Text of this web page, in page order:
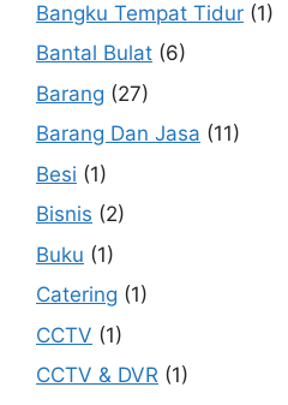
Bangku Tempat Tidur (1)
Bantal Bulat (6)
Barang (27)
Barang Dan Jasa (11)
Besi (1)
Bisnis (2)
Buku (1)
Catering (1)
CCTV (1)
CCTV & DVR (1)